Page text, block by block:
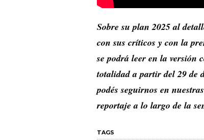
Sobre su plan 2025 al
con sus críticos y con la
se podrá leer en la versión
totalidad a partir del 29 de
podés seguirnos en
reportaje a lo largo de la
TAGS